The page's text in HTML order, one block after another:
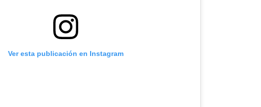
Ver esta publicación en Instagram